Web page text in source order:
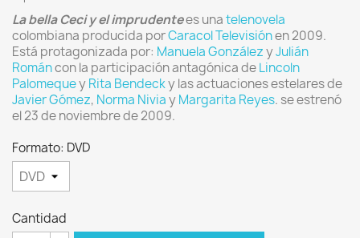
La bella Ceci y el imprudentees unatelenovela
colombiana producida porCaracol Televisiónen 2009.
Está protagonizada por: Manuela GonzálezyJulián
Románcon la participación antagónica deLincoln
PalomequeyRita Bendecky las actuaciones estelares de
Javier Gómez, Norma NiviayMargarita Reyes. se estrenó
el 23 de noviembre de 2009.
Formato: DVD
Cantidad